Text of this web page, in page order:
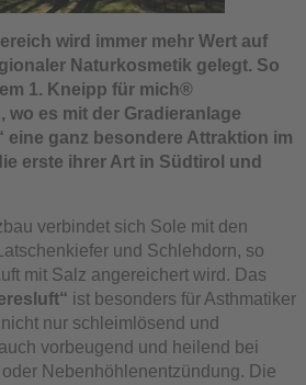
wird immer mehr Wert auf
Naturkosmetik gelegt. So
1. Kneipp für mich®
wo es mit der Gradieranlage
eine ganz besondere Attraktion im
erste ihrer Art in Südtirol und
verbindet sich Sole mit den
und Schlehdorn, so
mit Salz angereichert wird. Das
ist besonders für Asthmatiker
nur schleimlösend und
vorbeugend und heilend bei
Nebenhöhlenentzündung. Die